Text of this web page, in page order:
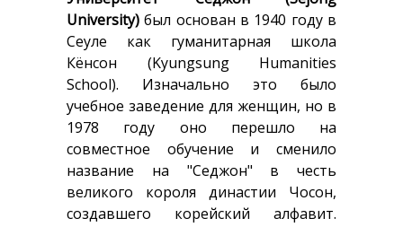
University) был основан в 1940 году в
Сеуле как гуманитарная школа
Кёнсон (Kyungsung Humanities
School). Изначально это было
учебное заведение для женщин, но в
1978 году оно перешло на
совместное обучение и сменило
название на "Седжон" в честь
великого короля династии Чосон,
создавшего корейский алфавит.